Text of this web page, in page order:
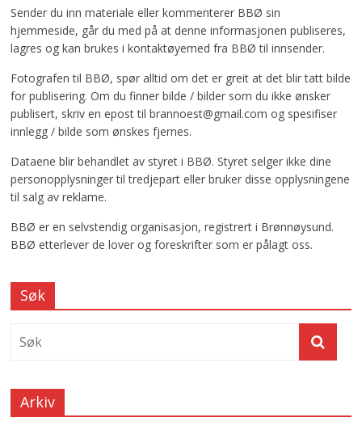
Sender du inn materiale eller kommenterer BBØ sin
hjemmeside, går du med på at denne informasjonen publiseres,
lagres og kan brukes i kontaktøyemed fra BBØ til innsender.
Fotografen til BBØ, spør alltid om det er greit at det blir tatt bilde
for publisering. Om du finner bilde / bilder som du ikke ønsker
publisert, skriv en epost til brannoest@gmail.com og spesifiser
innlegg / bilde som ønskes fjernes.
Dataene blir behandlet av styret i BBØ. Styret selger ikke dine
personopplysninger til tredjepart eller bruker disse opplysningene
til salg av reklame.
BBØ er en selvstendig organisasjon, registrert i Brønnøysund.
BBØ etterlever de lover og foreskrifter som er pålagt oss.
Søk
Arkiv